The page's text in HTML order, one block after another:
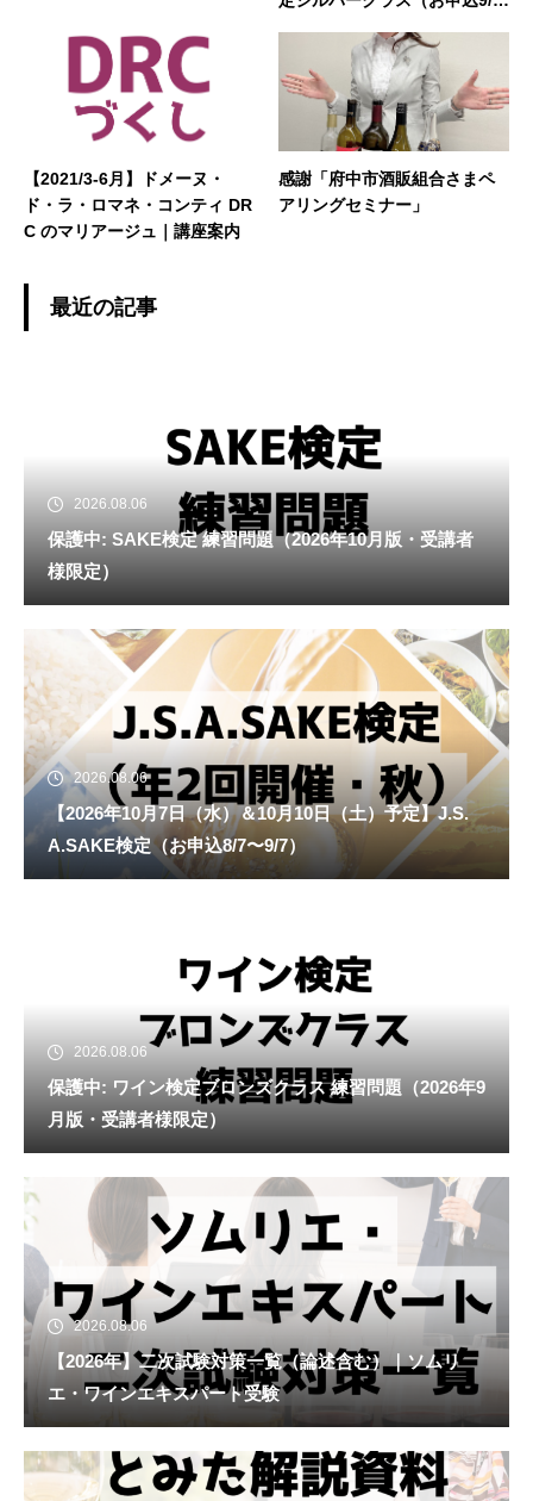
【2021/3-6月】ドメーヌ・
ド・ラ・ロマネ・コンティ DR
C のマリアージュ｜講座案内
感謝「府中市酒販組合さまペ
アリングセミナー」
最近の記事
2026.08.06
保護中: SAKE検定 練習問題（2026年10月版・受講者
様限定）
2026.08.06
【2026年10月7日（水）＆10月10日（土）予定】J.S.
A.SAKE検定（お申込8/7〜9/7）
2026.08.06
保護中: ワイン検定ブロンズクラス 練習問題（2026年9
月版・受講者様限定）
2026.08.06
【2026年】二次試験対策一覧（論述含む）｜ソムリ
エ・ワインエキスパート受験